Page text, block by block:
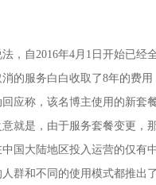
，自2016年4月1日开始已
的服务白白收取了8年的费用
应称，该名博主使用的新套
就是，由于服务套餐变更，
国大陆地区投入运营的仅有
群和不同的使用模式都推出